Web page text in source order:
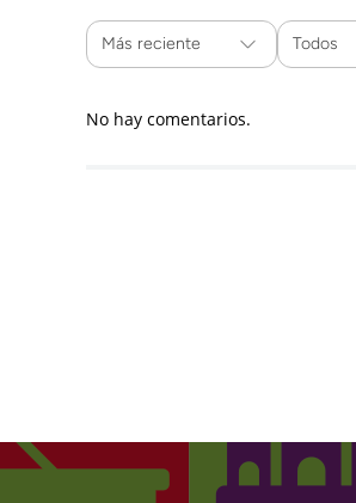
Más reciente Todos
No hay comentarios.